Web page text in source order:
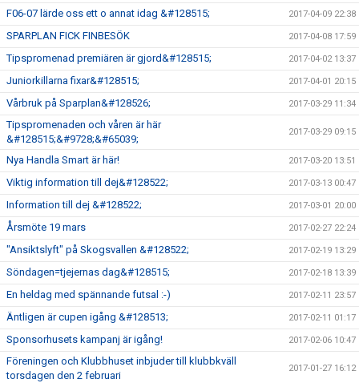
F06-07 lärde oss ett o annat idag &#128515; 2017-04-09 22:38
SPARPLAN FICK FINBESÖK 2017-04-08 17:59
Tipspromenad premiären är gjord&#128515; 2017-04-02 13:37
Juniorkillarna fixar&#128515; 2017-04-01 20:15
Vårbruk på Sparplan&#128526; 2017-03-29 11:34
Tipspromenaden och våren är här
&#128515;&#9728;&#65039;
2017-03-29 09:15
Nya Handla Smart är här! 2017-03-20 13:51
Viktig information till dej&#128522; 2017-03-13 00:47
Information till dej &#128522; 2017-03-01 20:00
Årsmöte 19 mars 2017-02-27 22:24
"Ansiktslyft" på Skogsvallen &#128522; 2017-02-19 13:29
Söndagen=tjejernas dag&#128515; 2017-02-18 13:39
En heldag med spännande futsal :-) 2017-02-11 23:57
Äntligen är cupen igång &#128513; 2017-02-11 01:17
Sponsorhusets kampanj är igång! 2017-02-06 10:47
Föreningen och Klubbhuset inbjuder till klubbkväll
torsdagen den 2 februari
2017-01-27 16:12